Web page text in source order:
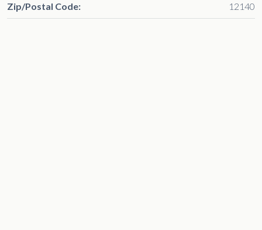
Zip/Postal Code: 12140